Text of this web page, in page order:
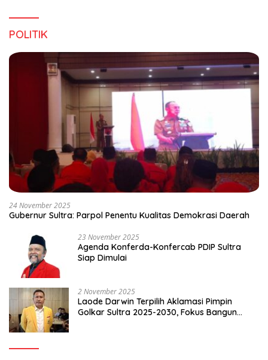
POLITIK
24 November 2025
Gubernur Sultra: Parpol Penentu Kualitas Demokrasi Daerah
23 November 2025
Agenda Konferda-Konfercab PDIP Sultra
Siap Dimulai
2 November 2025
Laode Darwin Terpilih Aklamasi Pimpin
Golkar Sultra 2025-2030, Fokus Bangun